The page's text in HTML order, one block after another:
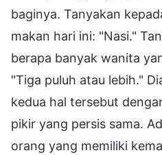
baginya. Tanyakan
makan hari ini: "Nasi."
berapa banyak wanita
"Tiga puluh atau lebih."
kedua hal tersebut
pikir yang persis sama.
orang yang memiliki